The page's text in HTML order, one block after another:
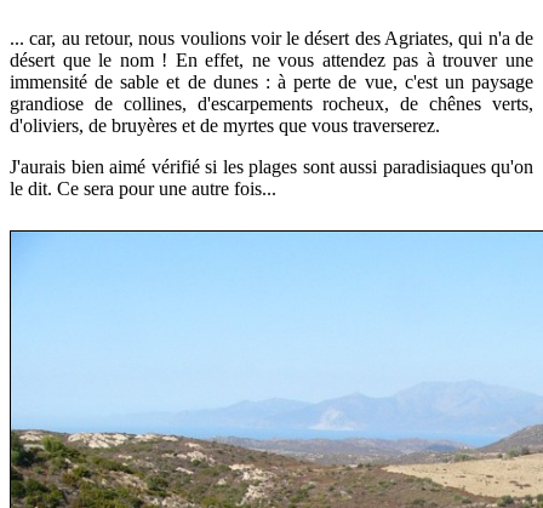
... car, au retour, nous voulions voirle désert des Agriates, qui n'a de
désert que le nom ! En effet, ne vous attendez pas à trouver une
immensité de sable et de dunes : à perte de vue, c'est un paysage
grandiose de collines, d'escarpements rocheux, de chênes verts,
d'oliviers, de bruyères et de myrtes que vous traverserez.
J'aurais bien aimé vérifié si les plages sont aussi paradisiaques qu'on
le dit. Ce sera pour une autre fois...